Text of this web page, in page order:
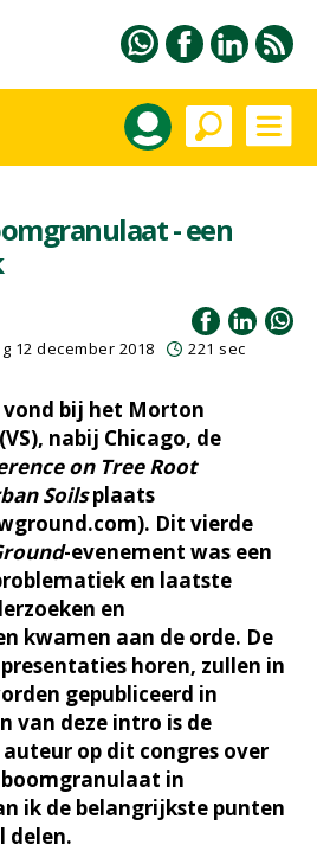
- een
12 december 2018 221 sec
bij het Morton
nabij Chicago, de
on Tree Root
Soilsplaats
Dit vierde
-evenement was een
en laatste
en
kwamen aan de orde. De
horen, zullen in
gepubliceerd in
van deze intro is de
op dit congres over
in
ik de belangrijkste punten
delen.